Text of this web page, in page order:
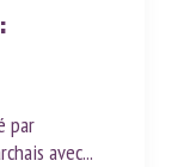
par
avec...